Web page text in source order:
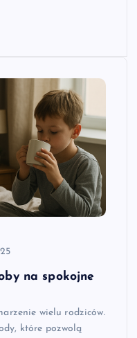
na spokojne
wielu rodziców.
które pozwolą